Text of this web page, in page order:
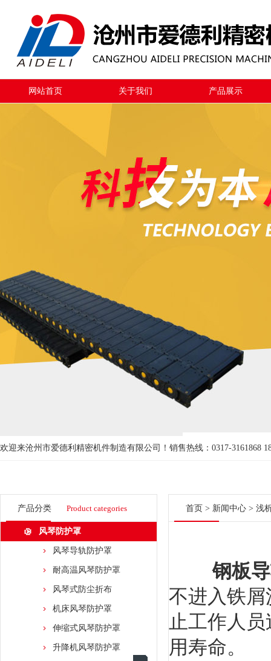
网站首页 关于我们 产品展示
欢迎来沧州市爱德利精密机件制造有限公司！ 销售热线：0317-3161868
产品分类 Product categories
风琴防护罩
风琴导轨防护罩
耐高温风琴防护罩
风琴式防尘折布
机床风琴防护罩
伸缩式风琴防护罩
升降机风琴防护罩
首页 > 新闻中心 > 浅
钢板
不进入铁
止工作人
用寿命。